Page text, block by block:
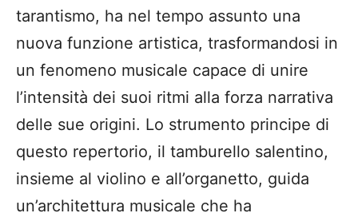
tarantismo, ha nel tempo assunto una
nuova funzione artistica, trasformandosi in
un fenomeno musicale capace di unire
l’intensità dei suoi ritmi alla forza narrativa
delle sue origini. Lo strumento principe di
questo repertorio, il tamburello salentino,
insieme al violino e all’organetto, guida
un’architettura musicale che ha